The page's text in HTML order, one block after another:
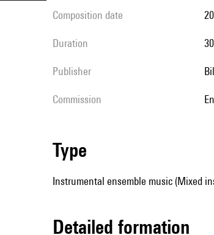
composition date
duration
publisher
Commission
type
Instrumental ensemble music (Mixed
detailed formation